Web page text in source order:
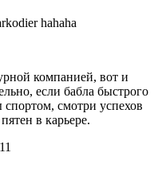
hahaha
компанией, вот и
если бабла быстрого
смотри успехов
в карьере.